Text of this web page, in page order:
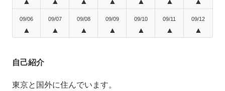
09/06
▲
09/07
▲
09/08
▲
09/09
▲
09/10
▲
09/11
▲
09/12
▲
自己紹介
東京と国外に住んでいます。